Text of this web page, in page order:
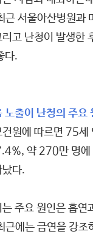
근 서울아산병원과
고 난청이 발생한
다.
노출이 난청의 주요
원에 따르면 75세
약 270만 명
났다.
주요 원인은 흡
근에는 금연을 강